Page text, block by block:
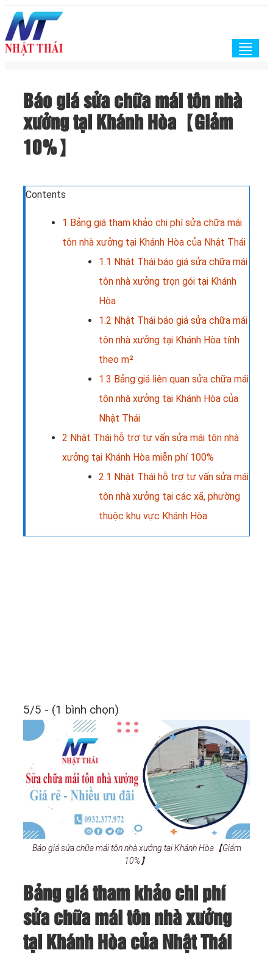
Báo giá sửa chữa mái tôn nhà
xưởng tại Khánh Hòa【Giảm
10%】
Contents
1 Bảng giá tham khảo chi phí sửa chữa mái
tôn nhà xưởng tại Khánh Hòa của Nhật Thái
1.1 Nhật Thái báo giá sửa chữa mái
tôn nhà xưởng trọn gói tại Khánh
Hòa
1.2 Nhật Thái báo giá sửa chữa mái
tôn nhà xưởng tại Khánh Hòa tính
theo m²
1.3 Bảng giá liên quan sửa chữa mái
tôn nhà xưởng tại Khánh Hòa của
Nhật Thái
2 Nhật Thái hỗ trợ tư vấn sửa mái tôn nhà
xưởng tại Khánh Hòa miễn phí 100%
2.1 Nhật Thái hỗ trợ tư vấn sửa mái
tôn nhà xưởng tại các xã, phường
thuộc khu vực Khánh Hòa
5/5 - (1 bình chọn)
Báo giá sửa chữa mái tôn nhà xưởng tại Khánh Hòa【Giảm
10%】
Bảng giá tham khảo chi phí
sửa chữa mái tôn nhà xưởng
tại Khánh Hòa của Nhật Thái